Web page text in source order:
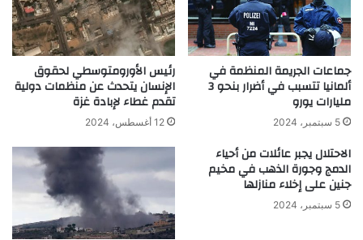
جماعات الجريمة المنظمة في
ألمانيا تتسبب في أضرار بنحو 3
مليارات يورو
5 سبتمبر، 2024
رئيس الأورومتوسطي لحقوق
الإنسان يتحدث عن منظمات دولية
تقدم غطاء لإبادة غزة
12 أغسطس، 2024
الاحتلال يجبر عائلات من أحياء
الدمج وجورة الذهب في مخيم
جنين على إخلاء منازلها
5 سبتمبر، 2024